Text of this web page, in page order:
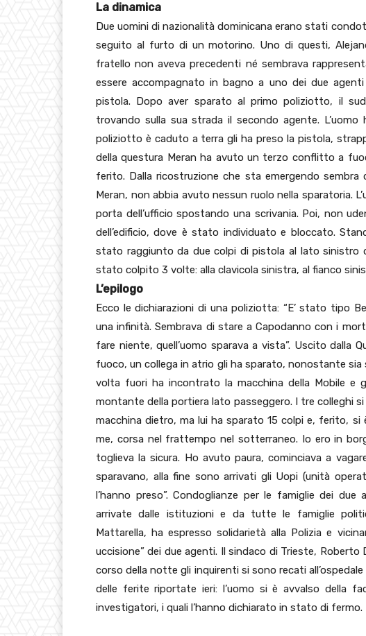
La dinamica
Due uomini di nazionalità dominicana erano stati
seguito al furto di un motorino. Uno di questi,
fratello non aveva precedenti né sembrava
essere accompagnato in bagno a uno dei due
pistola. Dopo aver sparato al primo poliziotto, il
trovando sulla sua strada il secondo agente.
poliziotto è caduto a terra gli ha preso la pistola,
della questura Meran ha avuto un terzo conflitto a
ferito. Dalla ricostruzione che sta emergendo
Meran, non abbia avuto nessun ruolo nella sparatoria.
porta dell’ufficio spostando una scrivania. Poi, non
dell’edificio, dove è stato individuato e bloccato.
stato raggiunto da due colpi di pistola al lato sinistro
stato colpito 3 volte: alla clavicola sinistra, al fianco
L’epilogo
Ecco le dichiarazioni di una poliziotta: “E’ stato tipo
una infinità. Sembrava di stare a Capodanno con i
fare niente, quell’uomo sparava a vista”. Uscito dalla
fuoco, un collega in atrio gli ha sparato, nonostante
volta fuori ha incontrato la macchina della Mobile e
montante della portiera lato passeggero. I tre colleghi
macchina dietro, ma lui ha sparato 15 colpi e, ferito, si
me, corsa nel frattempo nel sotterraneo. Io ero in
toglieva la sicura. Ho avuto paura, cominciava a
sparavano, alla fine sono arrivati gli Uopi (unità
l’hanno preso”. Condoglianze per le famiglie dei
arrivate dalle istituzioni e da tutte le famiglie
Mattarella, ha espresso solidarietà alla Polizia e
uccisione” dei due agenti. Il sindaco di Trieste,
corso della notte gli inquirenti si sono recati
delle ferite riportate ieri: l’uomo si è avvalso della
investigatori, i quali l’hanno dichiarato in stato di fermo.